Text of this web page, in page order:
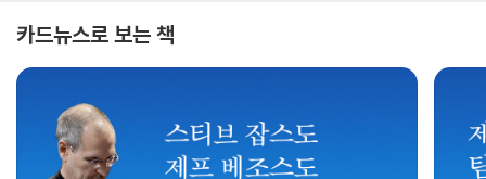
카드뉴스로 보는 책